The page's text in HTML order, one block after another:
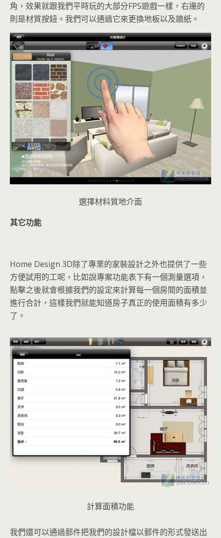
角，效果就跟我們平時玩的大部分FPS遊戲一樣，右邊的
則是材質按鈕。我們可以通過它來更換地板以及牆紙。
選擇材料質地介面
其它功能
Home Design 3D除了專業的家裝設計之外也提供了一些
方便試用的工呢，比如說專案功能表下有一個測量選項，
點擊之後就會根據我們的設定來計算每一個房間的面積並
進行合計，這樣我們就能知道房子真正的使用面積有多少
了。
計算面積功能
我們還可以通過郵件把我們的設計檔以郵件的形式發送出